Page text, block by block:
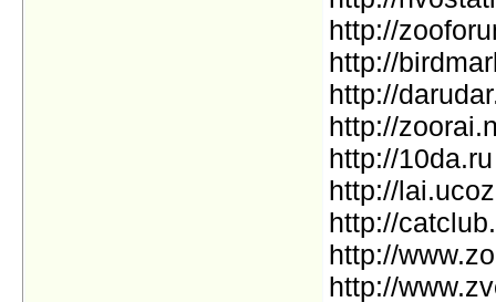
http://
http://
http://
http://
http://10da.ru
http://
http://
http://
http://